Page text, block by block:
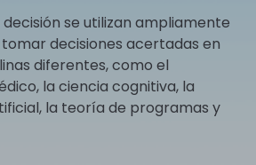
Haz clic aquí
EdrawMind
Mapas mentales y lluvia de ideas
Nuevo
Hot
de IA
nuestras herramientas.
decisión se utilizan ampliamente
decisiones acertadas en
diferentes, como el
la ciencia cognitiva, la
la teoría de programas y